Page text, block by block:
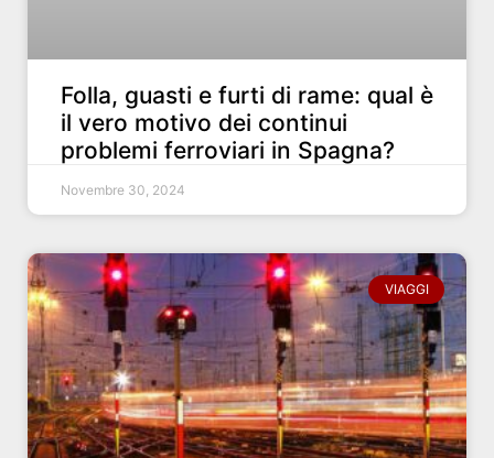
Folla, guasti e furti di rame: qual è
il vero motivo dei continui
problemi ferroviari in Spagna?
Novembre 30, 2024
VIAGGI